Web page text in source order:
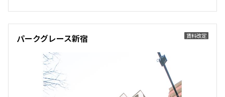
賃料改定
パークグレース新宿